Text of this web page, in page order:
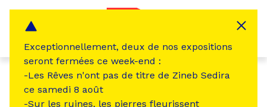
Redirection écologique
Exceptionnellement, deux de nos expositions
seront fermées ce week-end :
-Les Rêves n'ont pas de titre de Zineb Sedira
ce samedi 8 août
-Sur les ruines, les pierres fleurissent
Panneau de gestion des cookies